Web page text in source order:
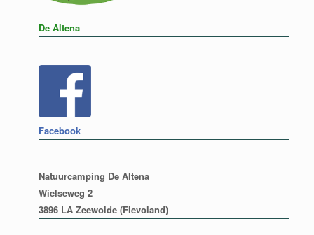
De Altena
Facebook
Natuurcamping De Altena
Wielseweg 2
3896 LA Zeewolde (Flevoland)